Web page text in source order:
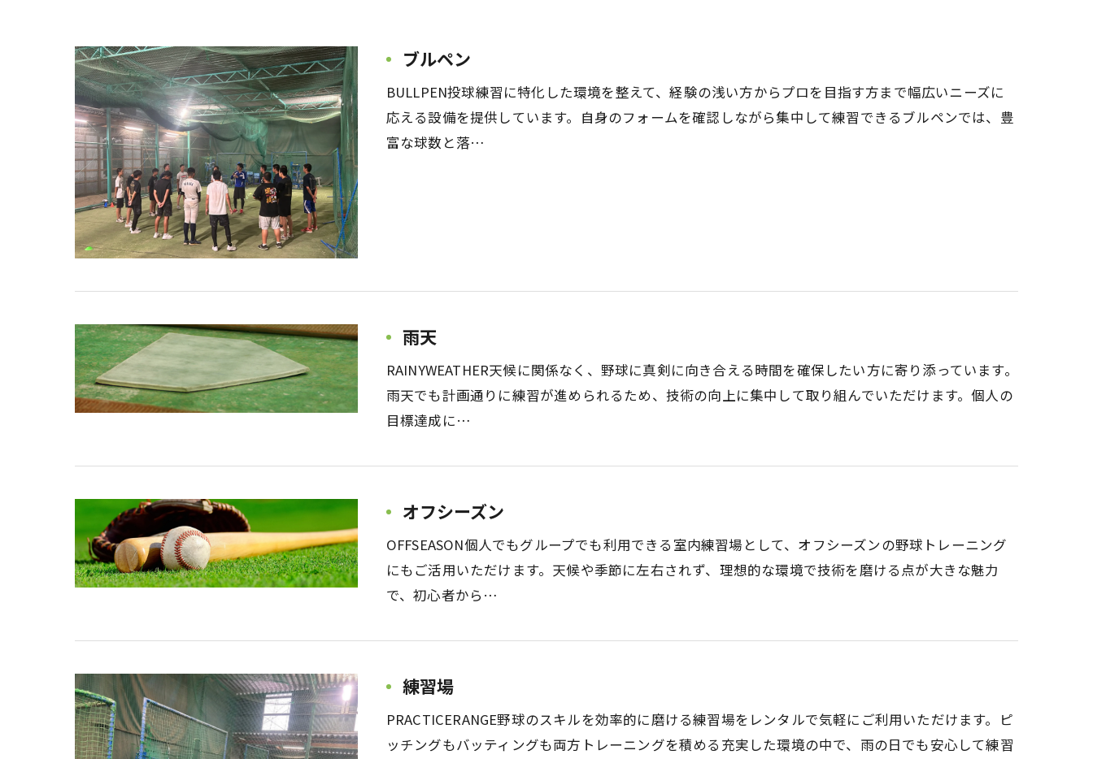
ブルペン
BULLPEN投球練習に特化した環境を整えて、経験の浅い方からプロを目指す方まで幅広いニーズに
応える設備を提供しています。自身のフォームを確認しながら集中して練習できるブルペンでは、豊
富な球数と落…
雨天
RAINYWEATHER天候に関係なく、野球に真剣に向き合える時間を確保したい方に寄り添っています。
雨天でも計画通りに練習が進められるため、技術の向上に集中して取り組んでいただけます。個人の
目標達成に…
オフシーズン
OFFSEASON個人でもグループでも利用できる室内練習場として、オフシーズンの野球トレーニング
にもご活用いただけます。天候や季節に左右されず、理想的な環境で技術を磨ける点が大きな魅力
で、初心者から…
練習場
PRACTICERANGE野球のスキルを効率的に磨ける練習場をレンタルで気軽にご利用いただけます。ピ
ッチングもバッティングも両方トレーニングを積める充実した環境の中で、雨の日でも安心して練習